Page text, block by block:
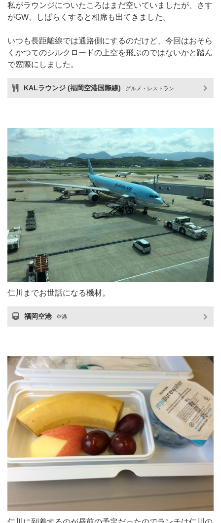
私がラウンジについたころはまだ空いていましたが、さす
がGW、しばらくすると相席も出てきました。
いつも長距離線では通路側にするのだけど、今回はおそら
くかつてのシルクロードの上空を飛ぶのではないかと踏ん
で窓際にしました。
KALラウンジ (福岡空港国際線) グルメ・レストラン
仁川までお世話になる機材。
福岡空港 空港